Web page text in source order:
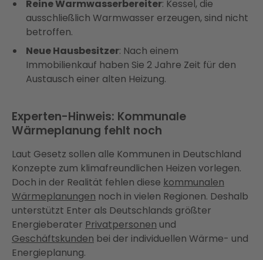
Reine Warmwasserbereiter: Kessel, die
ausschließlich Warmwasser erzeugen, sind nicht
betroffen.
Neue Hausbesitzer: Nach einem
Immobilienkauf haben Sie 2 Jahre Zeit für den
Austausch einer alten Heizung.
Experten-Hinweis: Kommunale
Wärmeplanung fehlt noch
Laut Gesetz sollen alle Kommunen in Deutschland
Konzepte zum klimafreundlichen Heizen vorlegen.
Doch in der Realität fehlen diese kommunalen
Wärmeplanungen noch in vielen Regionen. Deshalb
unterstützt Enter als Deutschlands größter
Energieberater Privatpersonen und
Geschäftskunden bei der individuellen Wärme- und
Energieplanung.